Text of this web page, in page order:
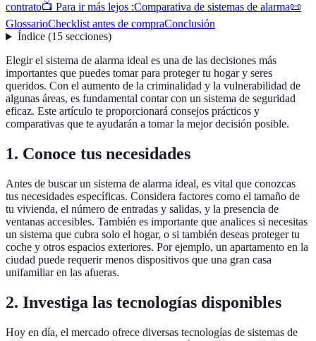
contrato📺 Para ir más lejos :Comparativa de sistemas de alarma📜
GlossarioChecklist antes de compraConclusión
Índice(15 secciones)
Elegir el sistema de alarma ideal es una de las decisiones más
importantes que puedes tomar para proteger tu hogar y seres
queridos. Con el aumento de la criminalidad y la vulnerabilidad de
algunas áreas, es fundamental contar con un sistema de seguridad
eficaz. Este artículo te proporcionará consejos prácticos y
comparativas que te ayudarán a tomar la mejor decisión posible.
1. Conoce tus necesidades
Antes de buscar un sistema de alarma ideal, es vital que conozcas
tus necesidades específicas. Considera factores como el tamaño de
tu vivienda, el número de entradas y salidas, y la presencia de
ventanas accesibles. También es importante que analices si necesitas
un sistema que cubra solo el hogar, o si también deseas proteger tu
coche y otros espacios exteriores. Por ejemplo, un apartamento en la
ciudad puede requerir menos dispositivos que una gran casa
unifamiliar en las afueras.
2. Investiga las tecnologías disponibles
Hoy en día, el mercado ofrece diversas tecnologías de sistemas de